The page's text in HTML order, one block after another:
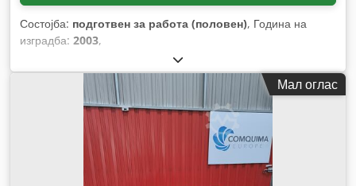
Состојба: подготвен за работа (половен), Година на
изградба: 2003,
Мал оглас